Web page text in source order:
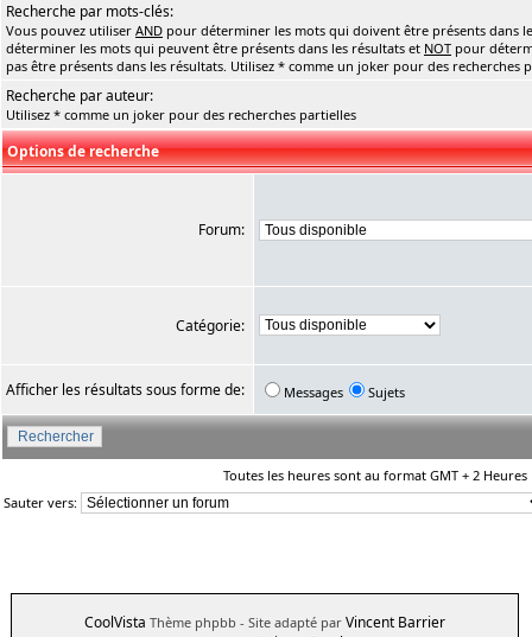
Recherche par mots-clés:
Vous pouvez utiliser AND pour déterminer les mots qui doivent être présents dans
déterminer les mots qui peuvent être présents dans les résultats et NOT pour
pas être présents dans les résultats. Utilisez * comme un joker pour des recherches
Recherche par auteur:
Utilisez * comme un joker pour des recherches partielles
Options de recherche
Forum:
Catégorie:
Afficher les résultats sous forme de: Messages Sujets
Toutes les heures sont au format GMT + 2 Heures
Sauter vers:
CoolVista Thème phpbb - Site adapté par Vincent Barrier